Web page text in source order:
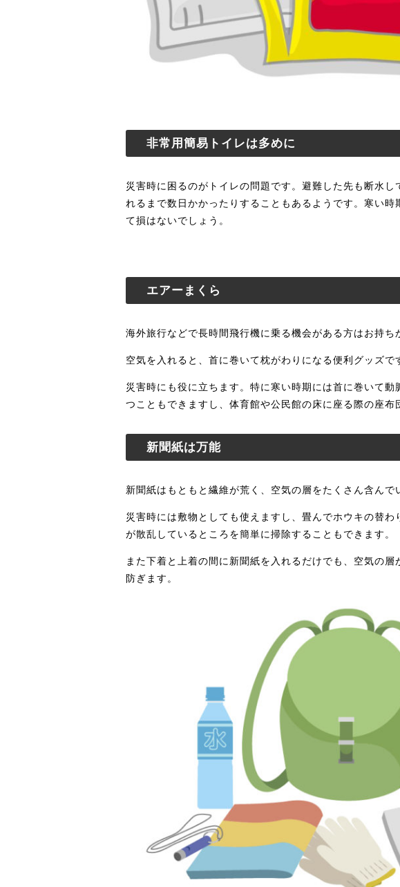
非常用簡易トイレは多めに
災害時に困るのがトイレの問題です。避難した先も断水し
れるまで数日かかったりすることもあるようです。寒い時
て損はないでしょう。
エアーまくら
海外旅行などで長時間飛行機に乗る機会がある方はお持ち
空気を入れると、首に巻いて枕がわりになる便利グッズで
災害時にも役に立ちます。特に寒い時期には首に巻いて
つこともできますし、体育館や公民館の床に座る際の座布
新聞紙は万能
新聞紙はもともと繊維が荒く、空気の層をたくさん含んで
災害時には敷物としても使えますし、畳んでホウキの替
が散乱しているところを簡単に掃除することもできます。
また下着と上着の間に新聞紙を入れるだけでも、空気の層
防ぎます。